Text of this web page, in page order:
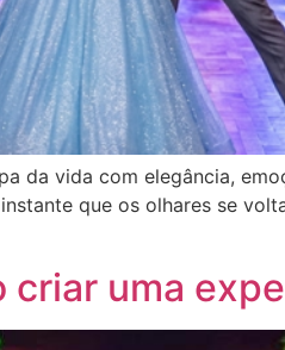
da vida com elegância,
que os olhares se
criar uma